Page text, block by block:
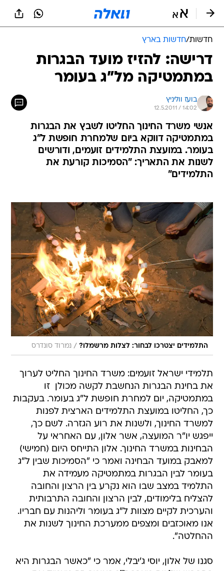
חדשות/חדשות בארץ
דרישה: להזיז מועד הבגרות
במתמטיקה מל"ג בעומר
בועז ווליניץ
12.5.2011 / 14:02
אנשי משרד החינוך החליטו לשבץ את הבגרות
במתמטיקה דווקא ביום שלמחרת חופשת ל"ג
בעומר. במועצת התלמידים זועמים, ודורשים
לשנות את התאריך: "הסמיכות קורעת את
התלמידים"
התלמידים יצטרכו לבחור: לצלות מרשמלו? / נמרוד סונדרס
תלמידי ישראל זועמים: משרד החינוך החליט לערוך
את בחינת הבגרות הנחשבת לקשה מכולן  זו
במתמטיקה, יום למחרת חופשת ל"ג בעומר. בעקבות
כך, החליטו במועצת התלמידים הארצית לפנות
למשרד החינוך, ולשנות את רוע הגזרה. לשם כך,
ייפגש יו"ר המועצה, אשר אלון, עם האחראי על
הבחינות במשרד החינוך. אלון התייחס היום (חמישי)
למאבק במועד הבחינה ואמר כי "הסמיכות שבין ל"ג
בעומר לבין הבגרות במתמטיקה מעמידה את
התלמיד במצב שבו הוא נקרע בין הרצון והחובה
להצליח בלימודים, לבין הרצון והחובה התרבותית
והערכית לקיים מצוות ל"ג בעומר וליהנות עם חבריו.
אנו מאוכזבים ומצפים ממערכת החינוך לשנות את
ההחלטה".
סגנו של אלון, יוסי ג'יבלי, אמר כי "כאשר הבגרות היא